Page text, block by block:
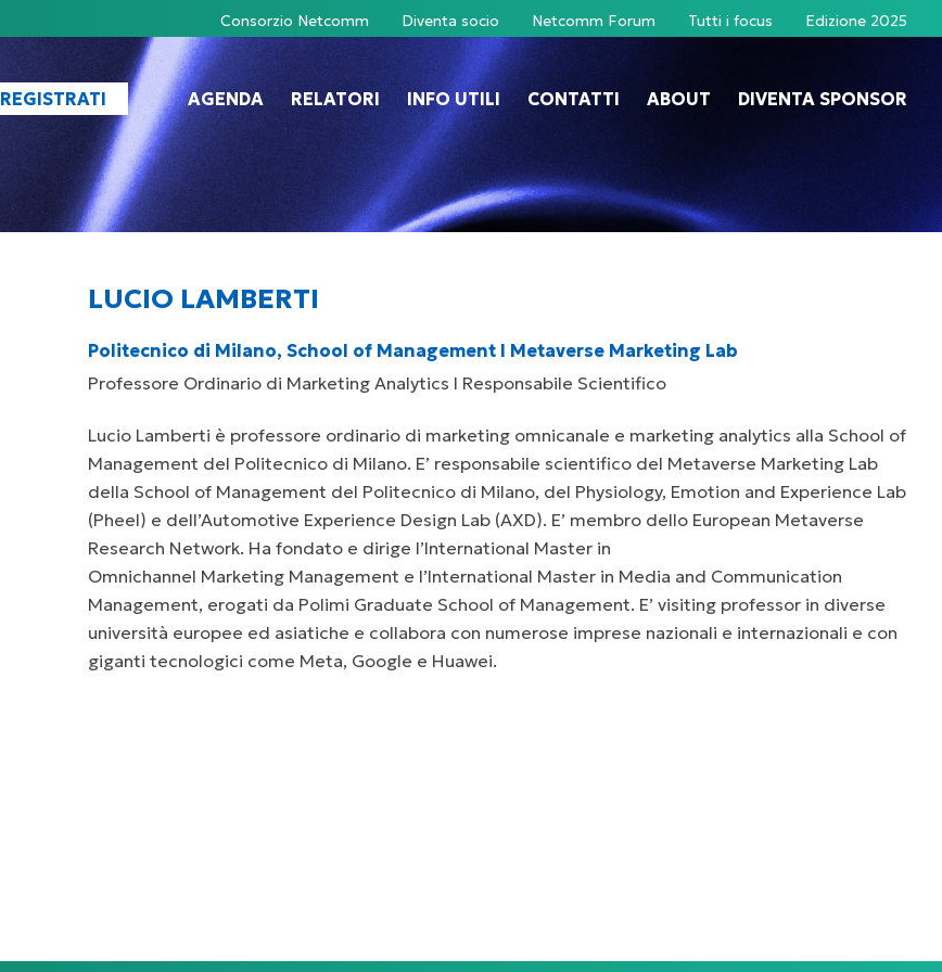
Consorzio Netcomm Diventa socio Netcomm Forum Tutti i focus Edizione 2025
REGISTRATI AGENDA RELATORI INFO UTILI CONTATTI ABOUT DIVENTA SPONSOR
LUCIO LAMBERTI
Politecnico di Milano, School of Management I Metaverse Marketing Lab
Professore Ordinario di Marketing Analytics I Responsabile Scientifico
Lucio Lamberti è professore ordinario di marketing omnicanale e marketing analytics alla School of
Management del Politecnico di Milano. E’ responsabile scientifico del Metaverse Marketing Lab
della School of Management del Politecnico di Milano, del Physiology, Emotion and Experience Lab
(Pheel) e dell’Automotive Experience Design Lab (AXD). E’ membro dello European Metaverse
Research Network. Ha fondato e dirige l’International Master in
Omnichannel Marketing Management e l’International Master in Media and Communication
Management, erogati da Polimi Graduate School of Management. E’ visiting professor in diverse
università europee ed asiatiche e collabora con numerose imprese nazionali e internazionali e con
giganti tecnologici come Meta, Google e Huawei.